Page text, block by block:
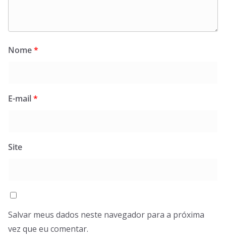
Nome*
E-mail*
Site
Salvar meus dados neste navegador para a próxima
vez que eu comentar.